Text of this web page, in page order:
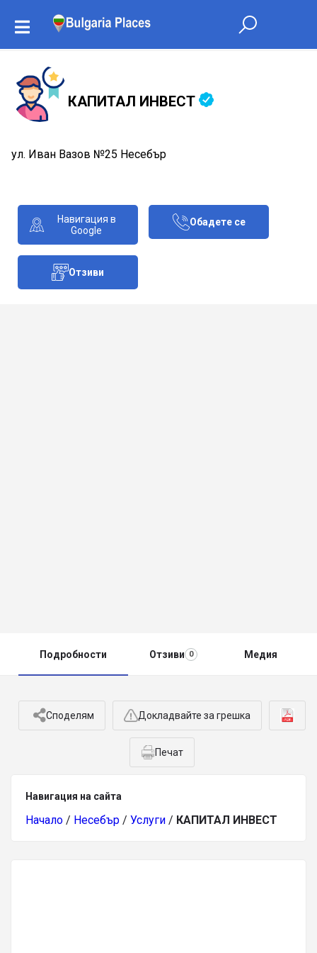
КАПИТАЛ ИНВЕСТ
ул. Иван Вазов №25 Несебър
Навигация в
Google
Обадете се
Отзиви
Подробности Отзиви 0 Медия
Споделям Докладвайте за грешка
Печат
Навигация на сайта
Начало / Несебър / Услуги / КАПИТАЛ ИНВЕСТ